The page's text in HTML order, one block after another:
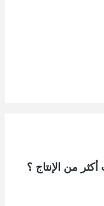
أكثر من الإنتاج ؟